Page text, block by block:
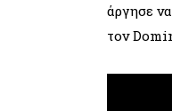
άργησε
τον